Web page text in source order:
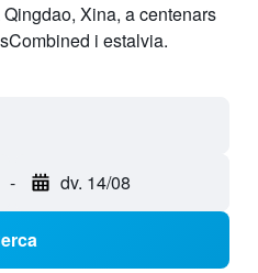
Xina, a centenars
i estalvia.
- dv. 14/08